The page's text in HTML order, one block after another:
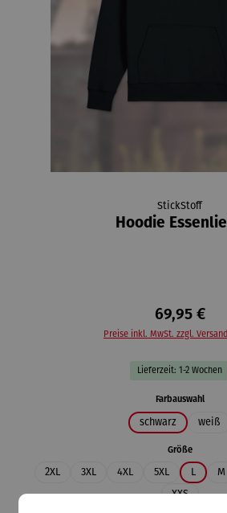
StickStoff
Hoodie
69,95 €
Preise inkl. MwSt. zzgl.
Lieferzeit: 1-2 Wochen
Farbauswahl
schwarz weiß
Größe
2XL 3XL 4XL 5XL L M
XXS